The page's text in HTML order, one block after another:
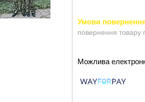
повернення товару